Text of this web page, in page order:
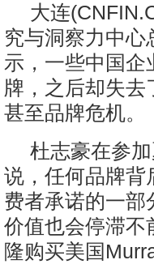
大连
究与洞察力中
示，一些中国企
牌，之后却失
甚至品牌危机。
杜志豪在参
说，任何品牌背
费者承诺的一部
价值也会停滞不
隆购买美国